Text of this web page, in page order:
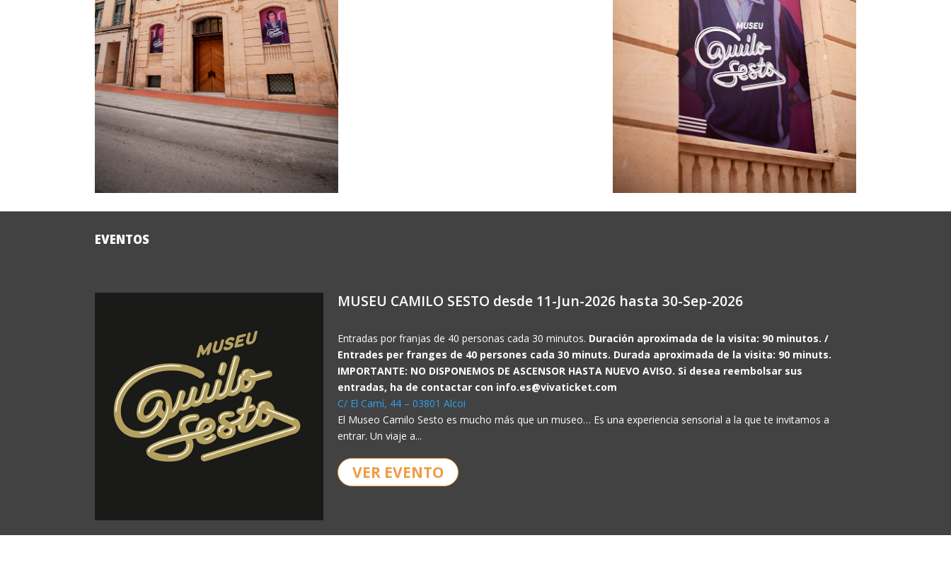
EVENTOS
MUSEU CAMILO SESTO desde 11-Jun-2026 hasta 30-Sep-2026
Entradas por franjas de 40 personas cada 30 minutos. Duración aproximada de la visita: 90 minutos. /
Entrades per franges de 40 persones cada 30 minuts. Durada aproximada de la visita: 90 minuts.
IMPORTANTE: NO DISPONEMOS DE ASCENSOR HASTA NUEVO AVISO. Si desea reembolsar sus
entradas, ha de contactar con info.es@vivaticket.com
C/ El Camí, 44 – 03801 Alcoi
El Museo Camilo Sesto es mucho más que un museo… Es una experiencia sensorial a la que te invitamos a
entrar. Un viaje a...
VER EVENTO